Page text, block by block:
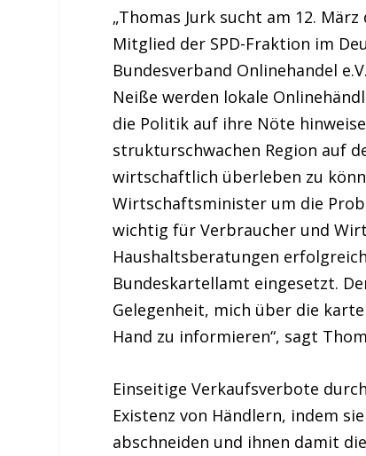
„Thomas Jurk sucht am 12.
Mitglied der SPD-Fraktion im
Bundesverband Onlinehandel
Neiße werden lokale
die Politik auf ihre Nöte
strukturschwachen Region auf
wirtschaftlich überleben zu
Wirtschaftsminister um die
wichtig für Verbraucher und
Haushaltsberatungen
Bundeskartellamt eingesetzt.
Gelegenheit, mich über die
Hand zu informieren“, sagt
Einseitige Verkaufsverbote
Existenz von Händlern, indem
abschneiden und ihnen damit